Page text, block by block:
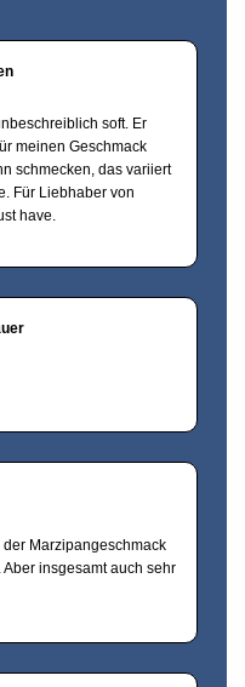
soft. Er
meinen Geschmack
schmecken, das variiert
Für Liebhaber von
have.
der Marzipangeschmack
insgesamt auch sehr